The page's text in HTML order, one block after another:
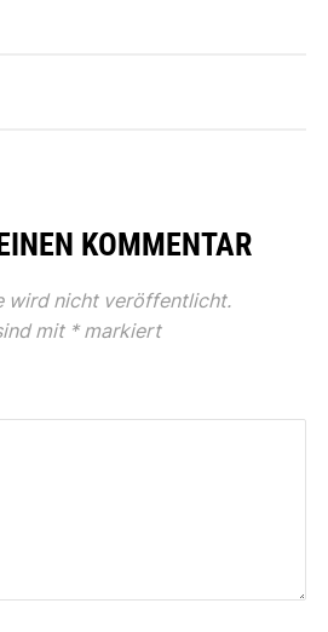
KOMMENTAR
wird nicht veröffentlicht.
mit *markiert